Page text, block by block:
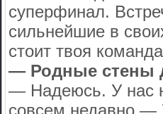
суперфинал.
сильнейшие в
стоит твоя
— Родные стены
— Надеюсь. У нас
совсем недавно —